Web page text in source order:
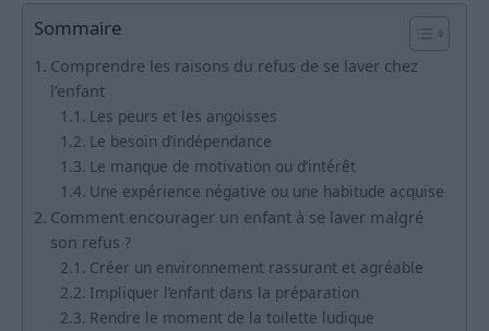
Sommaire
Comprendre les raisons du refus de se laver chez
l’enfant
Les peurs et les angoisses
Le besoin d’indépendance
Le manque de motivation ou d’intérêt
Une expérience négative ou une habitude acquise
Comment encourager un enfant à se laver malgré
son refus ?
Créer un environnement rassurant et agréable
Impliquer l’enfant dans la préparation
Rendre le moment de la toilette ludique